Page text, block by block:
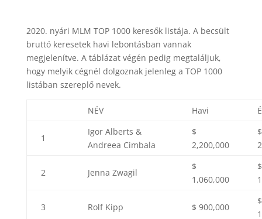
2020. nyári MLM TOP 1000 keresők listája. A becsült
bruttó keresetek havi lebontásban vannak
megjelenítve. A táblázat végén pedig megtaláljuk,
hogy melyik cégnél dolgoznak jelenleg a TOP 1000
listában szereplő nevek.
NÉV Havi
1
Igor Alberts &
Andreea Cimbala
$
2,200,000
$
2 Jenna Zwagil
$
1,060,000
$
3 Rolf Kipp $ 900,000
$